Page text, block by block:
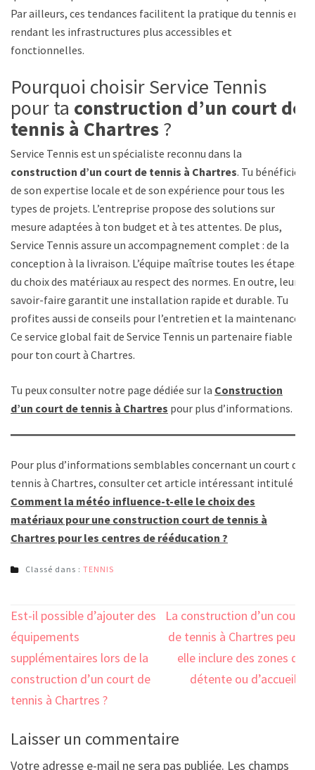
Par ailleurs, ces tendances facilitent la pratique du tennis en
rendant les infrastructures plus accessibles et
fonctionnelles.
Pourquoi choisir Service Tennis
pour ta construction d’un court de
tennis à Chartres?
Service Tennis est un spécialiste reconnu dans la
construction d’un court de tennis à Chartres. Tu bénéficies
de son expertise locale et de son expérience pour tous les
types de projets. L’entreprise propose des solutions sur
mesure adaptées à ton budget et à tes attentes. De plus,
Service Tennis assure un accompagnement complet : de la
conception à la livraison. L’équipe maîtrise toutes les étapes,
du choix des matériaux au respect des normes. En outre, leur
savoir-faire garantit une installation rapide et durable. Tu
profites aussi de conseils pour l’entretien et la maintenance.
Ce service global fait de Service Tennis un partenaire fiable
pour ton court à Chartres.
Tu peux consulter notre page dédiée sur la Construction
d’un court de tennis à Chartres pour plus d’informations.
Pour plus d’informations semblables concernant un court de
tennis à Chartres, consulter cet article intéressant intitulé :
Comment la météo influence-t-elle le choix des
matériaux pour une construction court de tennis à
Chartres pour les centres de rééducation ?
Classé dans : TENNIS
Navigation
de
l’article
Est-il possible d’ajouter des
équipements
supplémentaires lors de la
construction d’un court de
tennis à Chartres ?
La construction d’un court
de tennis à Chartres peut-
elle inclure des zones de
détente ou d’accueil ?
Laisser un commentaire
Votre adresse e-mail ne sera pas publiée. Les champs